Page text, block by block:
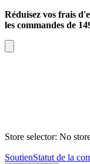
Réduisez vos frais
les commandes de
Store selector: No
SoutienStatut de la